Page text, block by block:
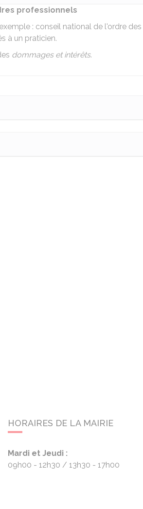
professionnels
: conseil national de l'ordre des
à un praticien.
dommages et intérêts.
HORAIRES DE LA MAIRIE
Mardi et Jeudi :
09h00 - 12h30
13h30 - 17h00